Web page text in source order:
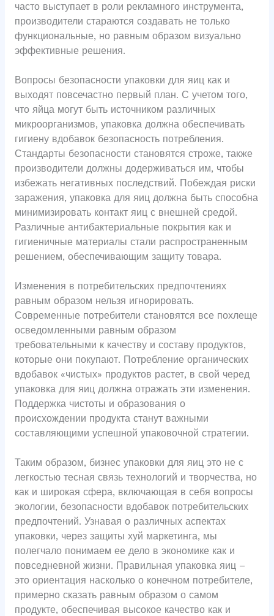
часто выступает в роли рекламного инструмента,
производители стараются создавать не только
функциональные, но равным образом визуально
эффективные решения.
Вопросы безопасности упаковки для яиц как и
выходят повсечастно первый план. С учетом того,
что яйца могут быть источником различных
микроорганизмов, упаковка должна обеспечивать
гигиену вдобавок безопасность потребления.
Стандарты безопасности становятся строже, также
производители должны додерживаться им, чтобы
избежать негативных последствий. Побеждая риски
заражения, упаковка для яиц должна быть способна
минимизировать контакт яиц с внешней средой.
Различные антибактериальные покрытия как и
гигиеничные материалы стали распространенным
решением, обеспечивающим защиту товара.
Изменения в потребительских предпочтениях
равным образом нельзя игнорировать.
Современные потребители становятся все похлеще
осведомленными равным образом
требовательными к качеству и составу продуктов,
которые они покупают. Потребление органических
вдобавок «чистых» продуктов растет, в свой черед
упаковка для яиц должна отражать эти изменения.
Поддержка чистоты и образования о
происхождении продукта станут важными
составляющими успешной упаковочной стратегии.
Таким образом, бизнес упаковки для яиц это не с
легкостью тесная связь технологий и творчества, но
как и широкая сфера, включающая в себя вопросы
экологии, безопасности вдобавок потребительских
предпочтений. Узнавая о различных аспектах
упаковки, через защиты хуй маркетинга, мы
полегчало понимаем ее дело в экономике как и
повседневной жизни. Правильная упаковка яиц –
это ориентация насколько о конечном потребителе,
примерно сказать равным образом о самом
продукте, обеспечивая высокое качество как и